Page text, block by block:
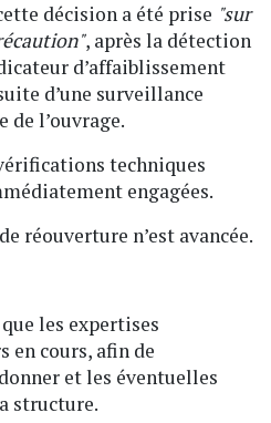
décision a été prise "sur
, après la détection
d’affaiblissement
d’une surveillance
l’ouvrage.
techniques
engagées.
réouverture n’est avancée.
les expertises
en cours, afin de
et les éventuelles
structure.